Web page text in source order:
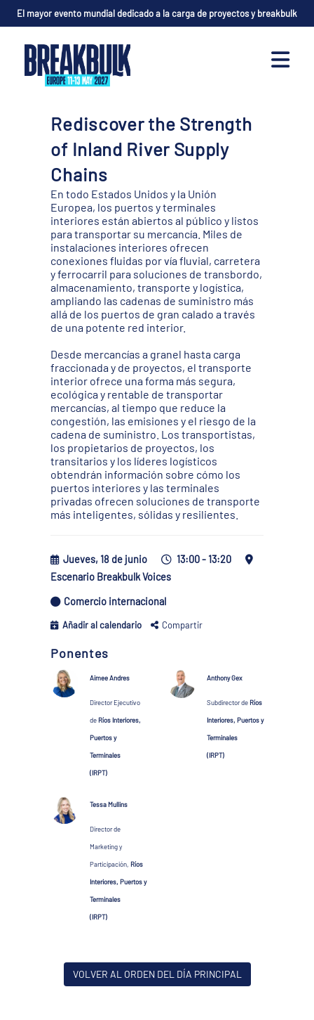
El mayor evento mundial dedicado a la carga de proyectos y breakbulk
Rediscover the Strength
of Inland River Supply
Chains
En todo Estados Unidos y la Unión
Europea, los puertos y terminales
interiores están abiertos al público y listos
para transportar su mercancía. Miles de
instalaciones interiores ofrecen
conexiones fluidas por vía fluvial, carretera
y ferrocarril para soluciones de transbordo,
almacenamiento, transporte y logística,
ampliando las cadenas de suministro más
allá de los puertos de gran calado a través
de una potente red interior.
Desde mercancías a granel hasta carga
fraccionada y de proyectos, el transporte
interior ofrece una forma más segura,
ecológica y rentable de transportar
mercancías, al tiempo que reduce la
congestión, las emisiones y el riesgo de la
cadena de suministro. Los transportistas,
los propietarios de proyectos, los
transitarios y los líderes logísticos
obtendrán información sobre cómo los
puertos interiores y las terminales
privadas ofrecen soluciones de transporte
más inteligentes, sólidas y resilientes.
Jueves, 18 de junio
13:00 - 13:20
Escenario Breakbulk Voices
Comercio internacional
Añadir al calendario Compartir
Ponentes
Aimee Andres
Director Ejecutivo
de Ríos Interiores,
Puertos y
Terminales
(IRPT)
Anthony Gex
Subdirector de Ríos
Interiores, Puertos y
Terminales
(IRPT)
Tessa Mullins
Director de
Marketing y
Participación, Ríos
Interiores, Puertos y
Terminales
(IRPT)
VOLVER AL ORDEN DEL DÍA PRINCIPAL